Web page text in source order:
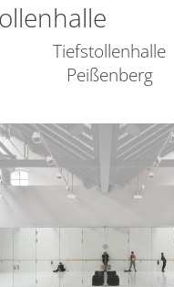
Tiefstollenhalle
Peißenberg